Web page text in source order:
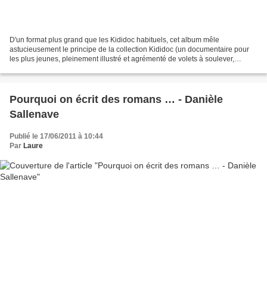
D'un format plus grand que les Kididoc habituels, cet album mêle
astucieusement le principe de la collection Kididoc (un documentaire pour
les plus jeunes, pleinement illustré et agrémenté de volets à soulever,
Pourquoi on écrit des romans … - Danièle
Sallenave
Publié le 17/06/2011 à 10:44
Par Laure